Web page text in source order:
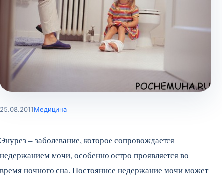
25.08.2011Медицина
Энурез – заболевание, которое сопровождается
недержанием мочи, особенно остро проявляется во
время ночного сна. Постоянное недержание мочи может